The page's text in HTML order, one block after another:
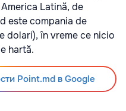
Latină, de
este compania de
dolari), în vreme ce nicio
hartă.
Point.md в Google